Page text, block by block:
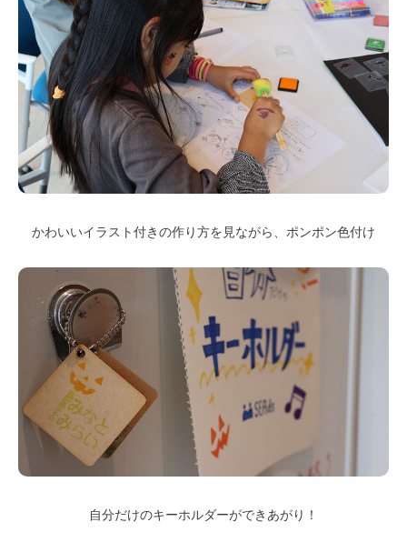
かわいいイラスト付きの作り方を見ながら、ポンポン色付け
自分だけのキーホルダーができあがり！